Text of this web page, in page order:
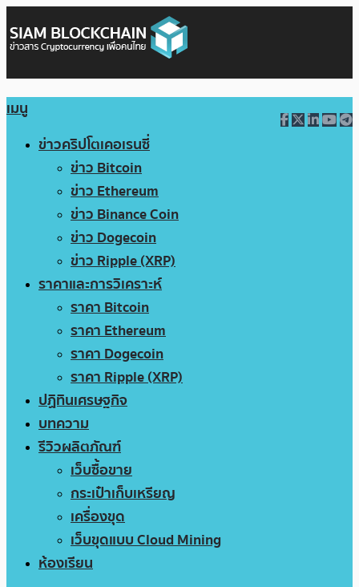
เมนู
ข่าวคริปโตเคอเรนซี่
ข่าว Bitcoin
ข่าว Ethereum
ข่าว Binance Coin
ข่าว Dogecoin
ข่าว Ripple (XRP)
ราคาและการวิเคราะห์
ราคา Bitcoin
ราคา Ethereum
ราคา Dogecoin
ราคา Ripple (XRP)
ปฏิทินเศรษฐกิจ
บทความ
รีวิวผลิตภัณฑ์
เว็บซื้อขาย
กระเป๋าเก็บเหรียญ
เครื่องขุด
เว็บขุดแบบ Cloud Mining
ห้องเรียน